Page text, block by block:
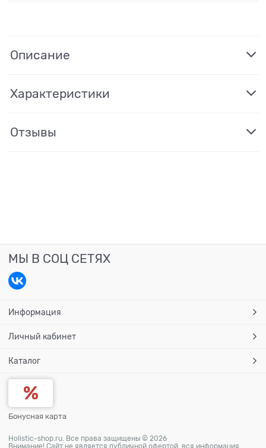
Описание
Характеристики
Отзывы
МЫ В СОЦ СЕТЯХ
Информация
Личный кабинет
Каталог
Бонусная карта
Holistic-shop.ru. Все права защищены © 2026
Внимание! Сайт не является публичной офертой, вся информация